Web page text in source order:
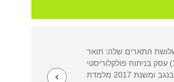
התארים שלה: תואר
ראשון ותואר שני בספרות אנגלית ותואר דוקטור בחטיבה לפולקלור שבחוג לספרות עברית. הדוקטורט שלה (1994) עסק בניתוח פולקלוריסטי
של סיפורי חיים של ניצולי שואה הונגריים. משנת 1997 מלמדת במחלקה לספרות עברית באוניברסיטת בן-גוריון בנגב ומשנת 2017 מלמדת